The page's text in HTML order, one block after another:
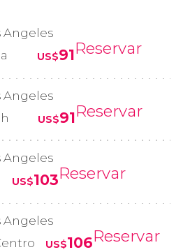
Angeles
US$91Reservar
Angeles
US$91Reservar
Angeles
US$103Reservar
Angeles
US$106Reservar